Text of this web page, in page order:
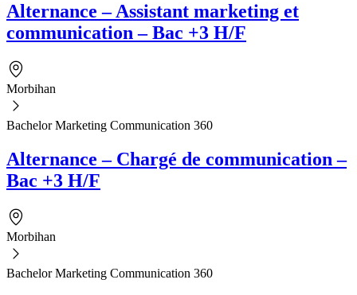
Alternance – Assistant marketing et
communication – Bac +3 H/F
Morbihan
Bachelor Marketing Communication 360
Alternance – Chargé de communication –
Bac +3 H/F
Morbihan
Bachelor Marketing Communication 360